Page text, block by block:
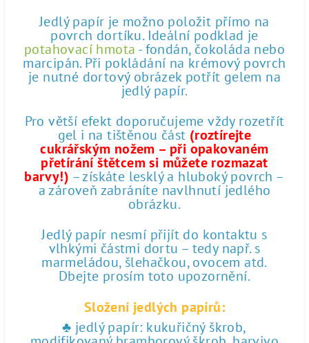
Jedlý papír je možno položit přímo na
povrch dortíku. Ideální podklad je
potahovací hmota - fondán, čokoláda nebo
marcipán. Při pokládání na krémový povrch
je nutné dortový obrázek potřít gelem na
jedlý papír.
Pro větší efekt doporučujeme vždy rozetřít
gel i na tištěnou část (roztírejte
cukrářským nožem – při opakovaném
přetírání štětcem si můžete rozmazat
barvy!) – získáte lesklý a hluboký povrch –
a zároveň zabráníte navlhnutí jedlého
obrázku.
Jedlý papír nesmí přijít do kontaktu s
vlhkými částmi dortu – tedy např. s
marmeládou, šlehačkou, ovocem atd.
Dbejte prosím toto upozornění.
Složení jedlých papírů:
♣ jedlý papír: kukuřičný škrob,